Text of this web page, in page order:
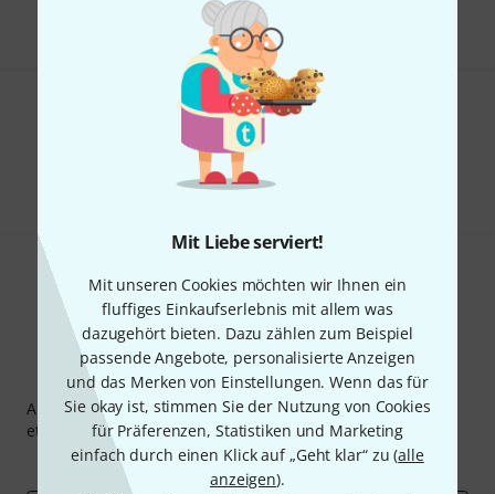
Mit Liebe serviert!
Mit unseren Cookies möchten wir Ihnen ein
fluffiges Einkaufserlebnis mit allem was
dazugehört bieten. Dazu zählen zum Beispiel
passende Angebote, personalisierte Anzeigen
und das Merken von Einstellungen. Wenn das für
Sie okay ist, stimmen Sie der Nutzung von Cookies
für Präferenzen, Statistiken und Marketing
einfach durch einen Klick auf „Geht klar“ zu (alle
anzeigen).
Gefällt Ihnen, was Sie sehen?
Hilfe & Feedback
Thomann Newsletter
Abonniere den Thomann Newsletter und gewinne mit
etwas Glück einen von50 Gutscheinenüber jeweils
Inspirierende Beiträge
Deals Thomann Insights